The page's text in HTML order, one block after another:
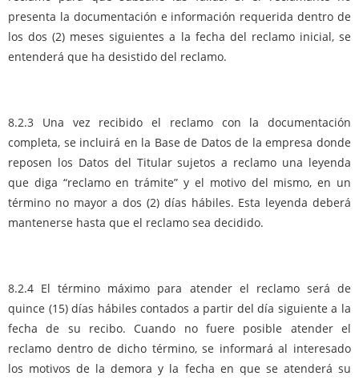
presenta la documentación e información requerida dentro de
los dos (2) meses siguientes a la fecha del reclamo inicial, se
entenderá que ha desistido del reclamo.
8.2.3 Una vez recibido el reclamo con la documentación
completa, se incluirá en la Base de Datos de la empresa donde
reposen los Datos del Titular sujetos a reclamo una leyenda
que diga “reclamo en trámite” y el motivo del mismo, en un
término no mayor a dos (2) días hábiles. Esta leyenda deberá
mantenerse hasta que el reclamo sea decidido.
8.2.4 El término máximo para atender el reclamo será de
quince (15) días hábiles contados a partir del día siguiente a la
fecha de su recibo. Cuando no fuere posible atender el
reclamo dentro de dicho término, se informará al interesado
los motivos de la demora y la fecha en que se atenderá su